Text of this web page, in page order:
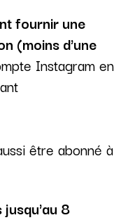
fournir une
(moins d'une
Instagram en
être abonné à
8